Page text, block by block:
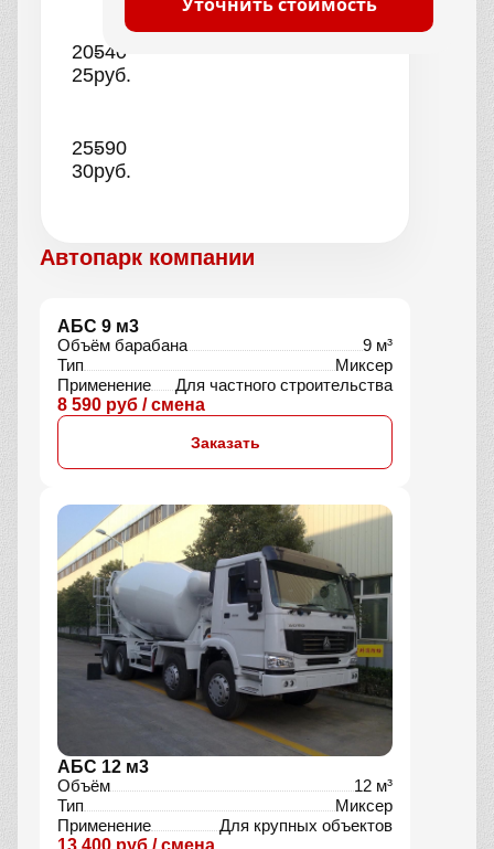
20-
25
540
руб.
25-
30
590
руб.
Уточнить стоимость
Автопарк компании
АБС 9 м3
Объём барабана
9 м³
Тип
Миксер
Применение
Для частного строительства
8 590 руб / смена
Заказать